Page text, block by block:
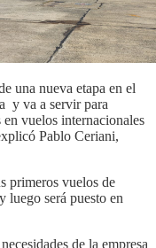
una nueva etapa en el
y va a servir para
vuelos internacionales
Pablo Ceriani,
primeros vuelos de
luego será puesto en
de la empresa